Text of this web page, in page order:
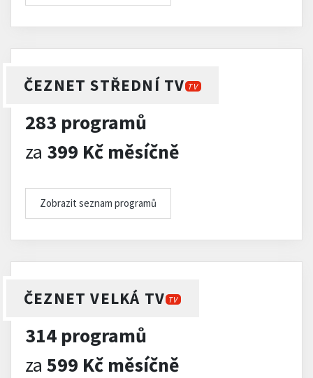
ČEZNET STŘEDNÍ TV TV
283 programů
za 399 Kč měsíčně
Zobrazit seznam programů
ČEZNET VELKÁ TV TV
314 programů
za 599 Kč měsíčně